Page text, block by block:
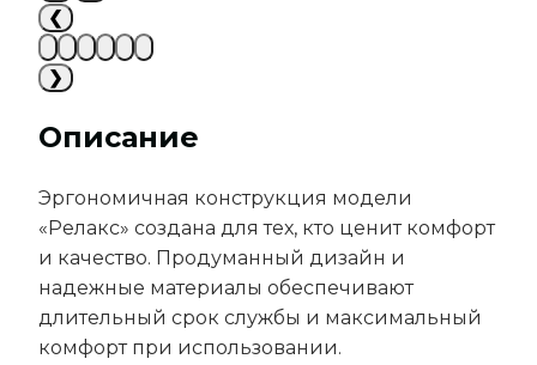
❮
❯
Описание
Эргономичная конструкция модели
«Релакс» создана для тех, кто ценит комфорт
и качество. Продуманный дизайн и
надежные материалы обеспечивают
длительный срок службы и максимальный
комфорт при использовании.